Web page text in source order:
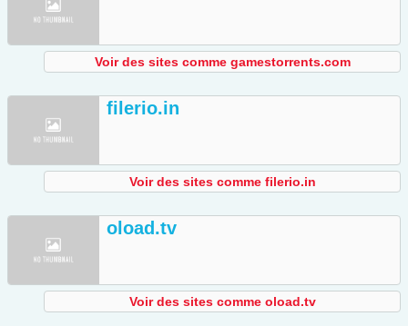
Voir des sites comme gamestorrents.com
filerio.in
Voir des sites comme filerio.in
oload.tv
Voir des sites comme oload.tv